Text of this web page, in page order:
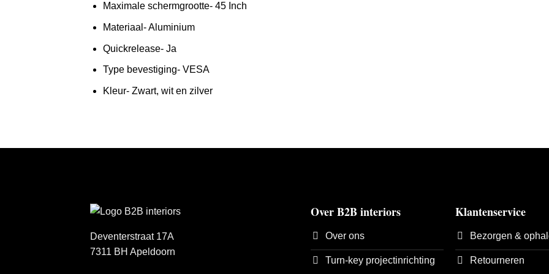
Maximale schermgrootte- 45 Inch
Materiaal- Aluminium
Quickrelease- Ja
Type bevestiging- VESA
Kleur- Zwart, wit en zilver
Deventerstraat 17A
7311 BH Apeldoorn
Over B2B interiors
Over ons
Turn-key projectinrichting
Klantenservice
Bezorgen &
Retourneren